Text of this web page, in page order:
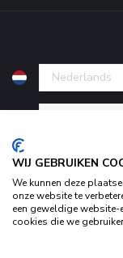
WIJ GEBRUIKEN
We kunnen deze
onze website te
een geweldige website-
cookies die we